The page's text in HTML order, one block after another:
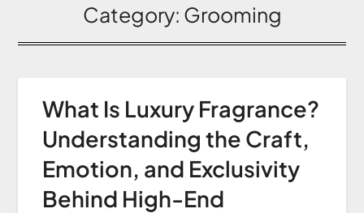
Category: Grooming
What Is Luxury Fragrance?
Understanding the Craft,
Emotion, and Exclusivity
Behind High-End